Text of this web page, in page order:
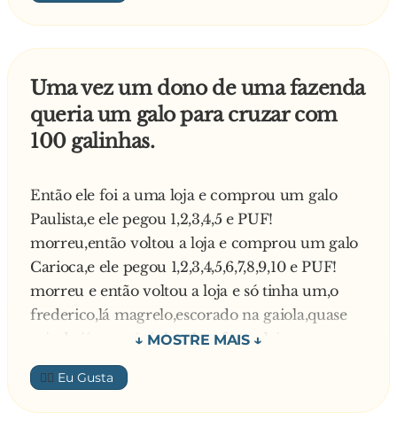
Alce Barbuda,
Aldegunda Carames More (masculino),
Alfredo Prazeirozo Texugueiro,
Alma de Vera,
Amado Amoroso,
Amazonas Rio do Brasil Pimpão,
América do Sul Brasil de Santana,
Amin Amou Amado,
Amor de Deus Rosales Brasil (feminino),
Anatalino Reguete,
Antônio Americano do Brasil Mineiro,
Antonio b** Agudim,
Antonio Dodói,
Uma vez um dono de uma fazenda
queria um galo para cruzar com
100 galinhas.
Então ele foi a uma loja e comprou um galo
Paulista,e ele pegou 1,2,3,4,5 e PUF!
morreu,então voltou a loja e comprou um galo
Carioca,e ele pegou 1,2,3,4,5,6,7,8,9,10 e PUF!
morreu e então voltou a loja e só tinha um,o
frederico,lá magrelo,escorado na gaiola,quase
caindo,já que só tinha ele,o fazendeiro o
comprou,e ele pegou
10,20,30,40,50,60,70,85,pegou
v**...,carneiro,passarinho,cobra,cachorro e
👍🏼